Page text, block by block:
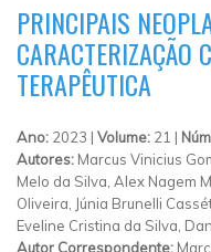
PRINCIPAIS
CARACTERIZAÇÃO
TERAPÊUTICA
Ano: 2023 | Volume: 21 |
Autores: Marcus Vinicius
Melo da Silva, Alex Nagem
Oliveira, Júnia Brunelli
Eveline Cristina da Silva,
Autor Correspondente: